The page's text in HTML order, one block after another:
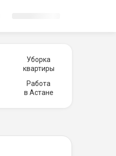
Уборка
квартиры
Работа
в Астане